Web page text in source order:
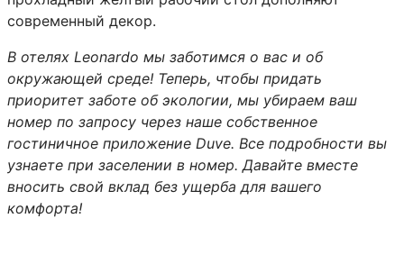
современный декор.
В отелях Leonardo мы заботимся о вас и об
окружающей среде! Теперь, чтобы придать
приоритет заботе об экологии, мы убираем ваш
номер по запросу через наше собственное
гостиничное приложение Duve. Все подробности вы
узнаете при заселении в номер. Давайте вместе
вносить свой вклад без ущерба для вашего
комфорта!